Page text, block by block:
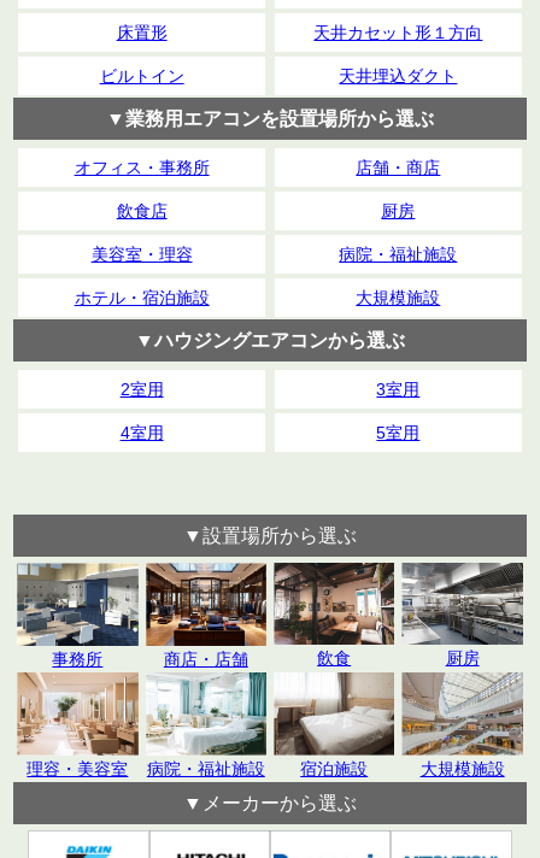
床置形 天井カセット形１方向
ビルトイン 天井埋込ダクト
▼業務用エアコンを設置場所から選ぶ
オフィス・事務所 店舗・商店
飲食店 厨房
美容室・理容 病院・福祉施設
ホテル・宿泊施設 大規模施設
▼ハウジングエアコンから選ぶ
2室用 3室用
4室用 5室用
▼設置場所から選ぶ
事務所 商店・店舗 飲食 厨房
理容・美容室 病院・福祉施設 宿泊施設 大規模施設
▼メーカーから選ぶ